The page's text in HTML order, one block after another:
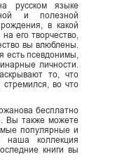
русском языке
и полезной
в какой
его творчество,
вы влюблены.
есть псевдонимы,
личности.
то, что
во что
бесплатно
Вы также можете
популярные и
наша коллекция
книги вы